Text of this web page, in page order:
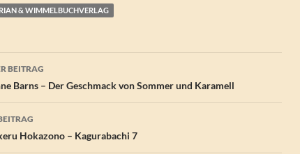
& WIMMELBUCHVERLAG
BEITRAG
Barns – Der Geschmack von Sommer und Karamell
Hokazono – Kagurabachi 7